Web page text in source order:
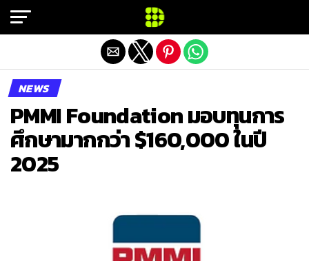
NEWS
PMMI Foundation มอบทุนการ
ศึกษามากกว่า $160,000 ในปี
2025
Exit mobile version